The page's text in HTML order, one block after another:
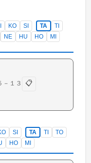
KO SI TA
TI
NE HU HO MI
－１３
📋
SI TA TI
TO
HO MI